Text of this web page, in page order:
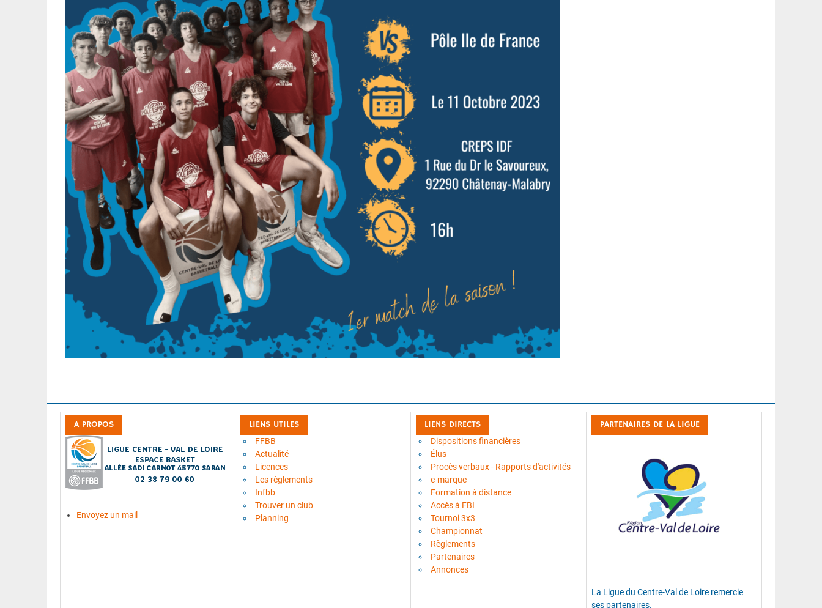
A PROPOS
Envoyez un mail
LIENS UTILES
FFBB
Actualité
Licences
Les règlements
Infbb
Trouver un club
Planning
LIENS DIRECTS
Dispositions financières
Élus
Procès verbaux - Rapports d'activités
e-marque
Formation à distance
Accès à FBI
Tournoi 3x3
Championnat
Règlements
Partenaires
Annonces
PARTENAIRES DE LA LIGUE
La Ligue du Centre-Val de Loire remercie
ses partenaires.